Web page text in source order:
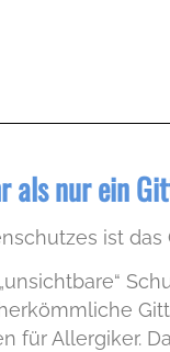
als nur ein
ist
für Allergiker.